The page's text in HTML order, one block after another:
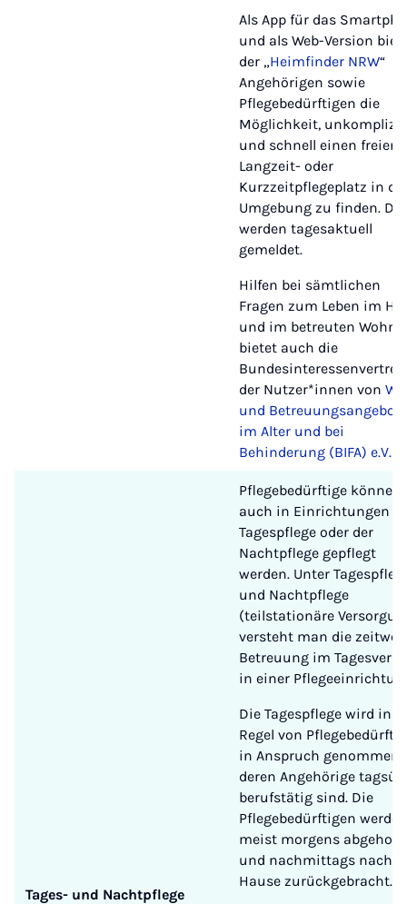
Als App für das
und als Web-Version
der „Heimfinder NRW“
Angehörigen sowie
Pflegebedürftigen die
Möglichkeit,
und schnell einen freien
Langzeit- oder
Kurzzeitpflegeplatz in
Umgebung zu finden.
werden tagesaktuell
gemeldet.
Hilfen bei sämtlichen
Fragen zum Leben im
und im betreuten
bietet auch die
der Nutzer*innen von
und
im Alter und bei
Behinderung (BIFA) e.V.
Tages- und Nachtpflege
Pflegebedürftige können
auch in Einrichtungen
Tagespflege oder der
Nachtpflege gepflegt
werden. Unter
und Nachtpflege
(teilstationäre
versteht man die
Betreuung im
in einer
Die Tagespflege wird in
Regel von
in Anspruch genommen,
deren Angehörige
berufstätig sind. Die
Pflegebedürftigen werden
meist morgens abgeholt
und nachmittags nach
Hause zurückgebracht.